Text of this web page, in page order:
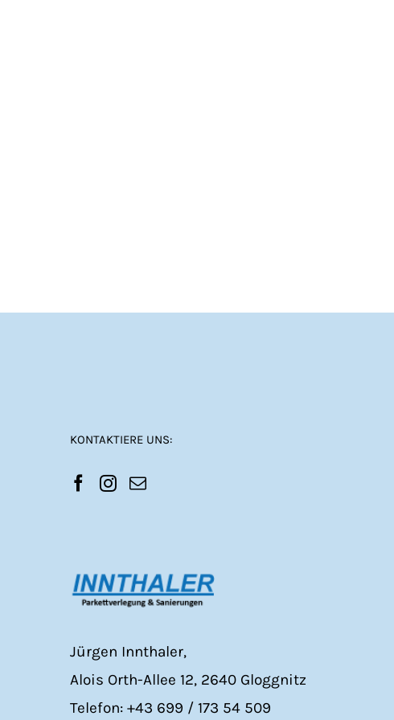
KONTAKTIERE UNS:
Jürgen Innthaler,
Alois Orth-Allee 12, 2640 Gloggnitz
Telefon: +43 699 / 173 54 509